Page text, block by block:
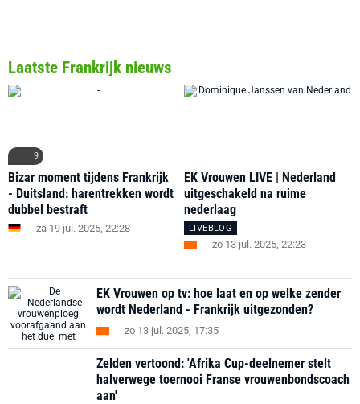
Laatste Frankrijk nieuws
9
Bizar moment tijdens Frankrijk
- Duitsland: harentrekken wordt
dubbel bestraft
za 19 jul. 2025, 22:28
EK Vrouwen LIVE | Nederland
uitgeschakeld na ruime
nederlaag
LIVEBLOG
zo 13 jul. 2025, 22:23
EK Vrouwen op tv: hoe laat en op welke zender
wordt Nederland - Frankrijk uitgezonden?
zo 13 jul. 2025, 17:35
Zelden vertoond: 'Afrika Cup-deelnemer stelt
halverwege toernooi Franse vrouwenbondscoach
aan'